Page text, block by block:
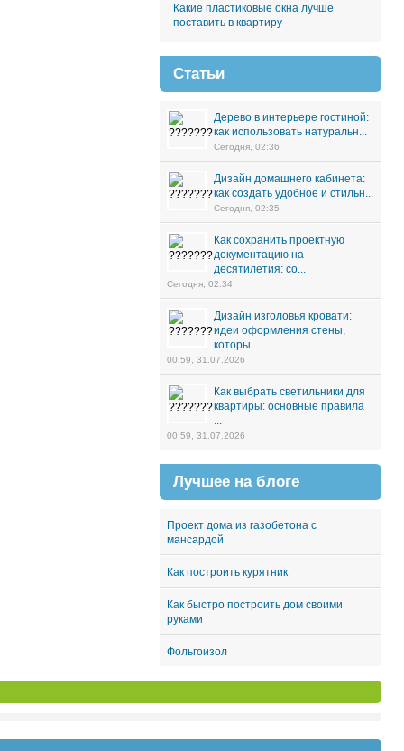
Какие пластиковые окна лучше
поставить в квартиру
Статьи
Дерево в интерьере гостиной:
как использовать натуральн...
Сегодня, 02:36
Дизайн домашнего кабинета:
как создать удобное и стильн...
Сегодня, 02:35
Как сохранить проектную
документацию на
десятилетия: со...
Сегодня, 02:34
Дизайн изголовья кровати:
идеи оформления стены,
которы...
00:59, 31.07.2026
Как выбрать светильники для
квартиры: основные правила
...
00:59, 31.07.2026
Лучшее на блоге
Проект дома из газобетона с
мансардой
Как построить курятник
Как быстро построить дом своими
руками
Фольгоизол